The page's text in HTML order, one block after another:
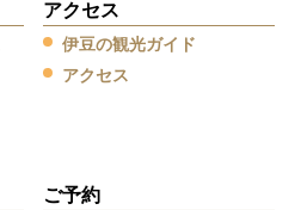
アクセス
伊豆の観光ガイド
アクセス
ご予約